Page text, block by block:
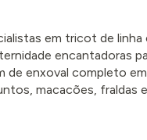
em tricot de
encantadoras
de enxoval completo
macacões, fraldas